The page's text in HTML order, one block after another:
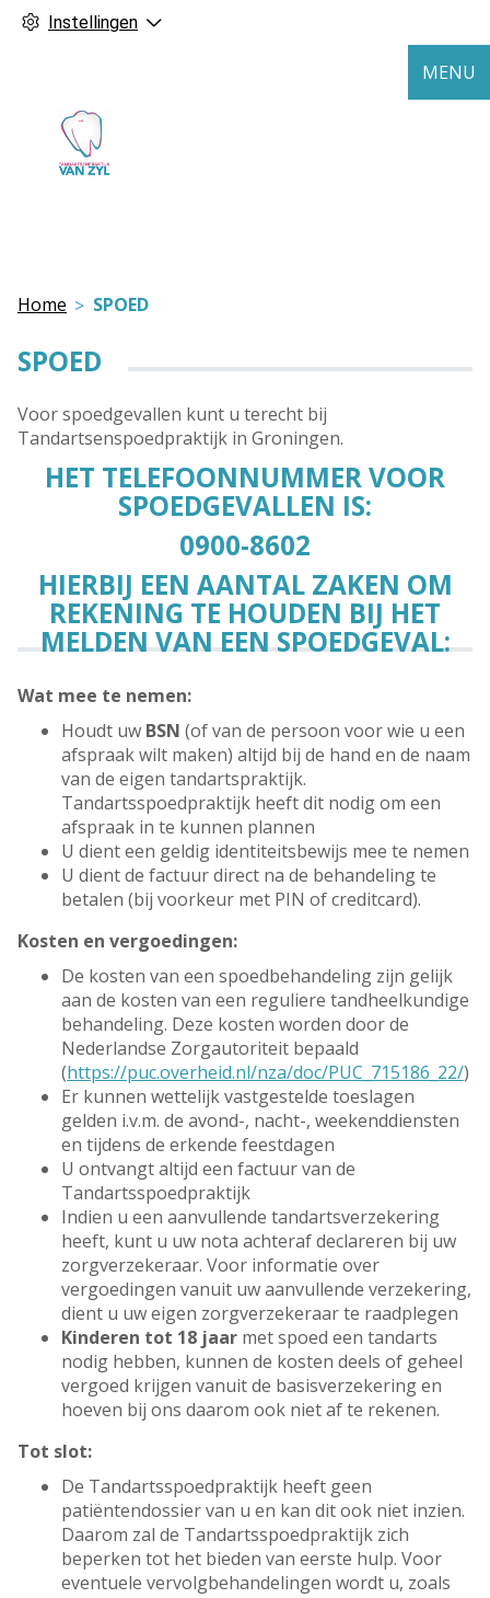
Instellingen
MENU
Home SPOED
SPOED
Voor spoedgevallen kunt u terecht bij
Tandartsenspoedpraktijk in Groningen.
HET TELEFOONNUMMER VOOR
SPOEDGEVALLEN IS:
0900-8602
HIERBIJ EEN AANTAL ZAKEN OM
REKENING TE HOUDEN BIJ HET
MELDEN VAN EEN SPOEDGEVAL:
Wat mee te nemen:
Houdt uw BSN (of van de persoon voor wie u een
afspraak wilt maken) altijd bij de hand en de naam
van de eigen tandartspraktijk.
Tandartsspoedpraktijk heeft dit nodig om een
afspraak in te kunnen plannen
U dient een geldig identiteitsbewijs mee te nemen
U dient de factuur direct na de behandeling te
betalen (bij voorkeur met PIN of creditcard).
Kosten en vergoedingen:
De kosten van een spoedbehandeling zijn gelijk
aan de kosten van een reguliere tandheelkundige
behandeling. Deze kosten worden door de
Nederlandse Zorgautoriteit bepaald
(https://puc.overheid.nl/nza/doc/PUC_715186_22/)
Er kunnen wettelijk vastgestelde toeslagen
gelden i.v.m. de avond-, nacht-, weekenddiensten
en tijdens de erkende feestdagen
U ontvangt altijd een factuur van de
Tandartsspoedpraktijk
Indien u een aanvullende tandartsverzekering
heeft, kunt u uw nota achteraf declareren bij uw
zorgverzekeraar. Voor informatie over
vergoedingen vanuit uw aanvullende verzekering,
dient u uw eigen zorgverzekeraar te raadplegen
Kinderen tot 18 jaar met spoed een tandarts
nodig hebben, kunnen de kosten deels of geheel
vergoed krijgen vanuit de basisverzekering en
hoeven bij ons daarom ook niet af te rekenen.
Tot slot:
De Tandartsspoedpraktijk heeft geen
patiëntendossier van u en kan dit ook niet inzien.
Daarom zal de Tandartsspoedpraktijk zich
beperken tot het bieden van eerste hulp. Voor
eventuele vervolgbehandelingen wordt u, zoals